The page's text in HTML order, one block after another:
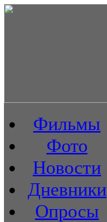
Фильмы
Фото
Новости
Дневники
Опросы